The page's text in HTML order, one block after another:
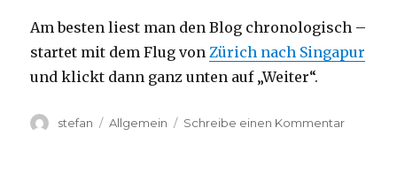
Am besten liest man den Blog chronologisch –
startet mit dem Flug vonZürich nach Singapur
und klickt dann ganz unten auf „Weiter“.
Autor
stefan Kategorien
Allgemein Schreibe einen Kommentarzu